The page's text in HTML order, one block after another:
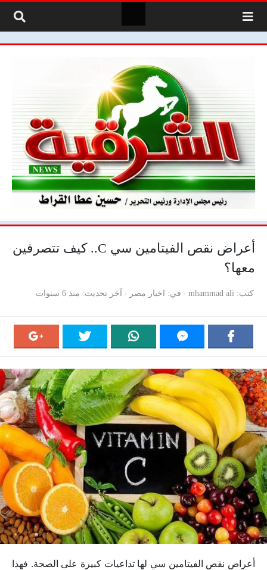
أعراض نقص الفيتامين سي C.. كيف تتصرفين
معها؟
كتب mhammad ali في اخبار مصر آخر تحديث منذ 6 سنوات
أعراض نقص الفيتامين سي لها تداعيات كبيرة على الصحة. فهذا